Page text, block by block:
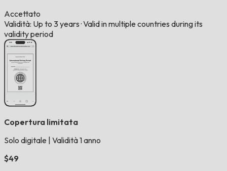
Accettato
Validità: Up to 3 years ·Valid in multiple countries during its
validity period
Copertura limitata
Solo digitale Validità 1 anno
$49